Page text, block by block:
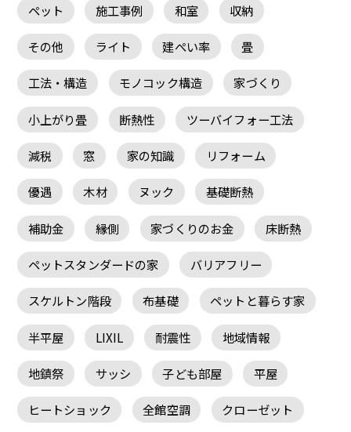
ペット 施工事例 和室 収納
その他 ライト 建ぺい率 畳
工法・構造 モノコック構造 家づくり
小上がり畳 断熱性 ツーバイフォー工法
減税 窓 家の知識 リフォーム
優遇 木材 ヌック 基礎断熱
補助金 縁側 家づくりのお金 床断熱
ペットスタンダードの家 バリアフリー
スケルトン階段 布基礎 ペットと暮らす家
半平屋 LIXIL 耐震性 地域情報
地鎮祭 サッシ 子ども部屋 平屋
ヒートショック 全館空調 クローゼット